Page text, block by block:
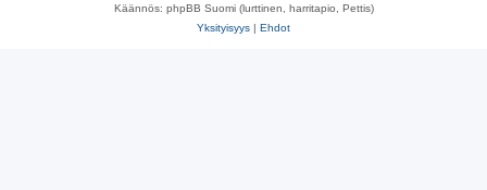
Käännös: phpBB Suomi (lurttinen, harritapio, Pettis)
Yksityisyys | Ehdot